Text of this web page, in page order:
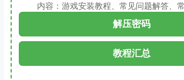
内容：游戏安装教程、常见问题解答、
解压密码
教程汇总